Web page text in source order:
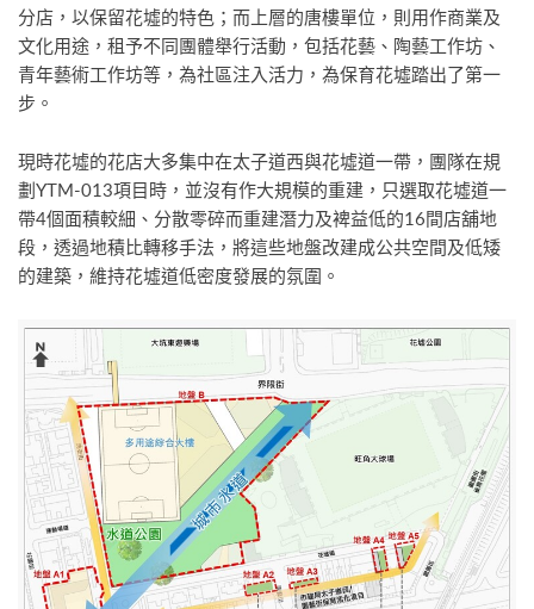
分店，以保留花墟的特色；而上層的唐樓單位，則用作商業及
文化用途，租予不同團體舉行活動，包括花藝、陶藝工作坊、
青年藝術工作坊等，為社區注入活力，為保育花墟踏出了第一
步。
現時花墟的花店大多集中在太子道西與花墟道一帶，團隊在規
劃YTM-013項目時，並沒有作大規模的重建，只選取花墟道一
帶4個面積較細、分散零碎而重建潛力及裨益低的16間店舖地
段，透過地積比轉移手法，將這些地盤改建成公共空間及低矮
的建築，維持花墟道低密度發展的氛圍。